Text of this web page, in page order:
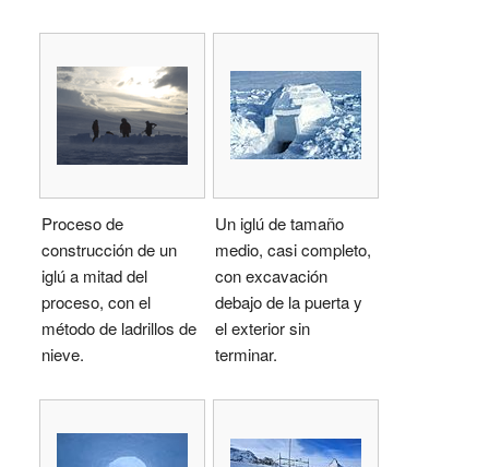
Proceso de
construcción de un
iglú a mitad del
proceso, con el
método de ladrillos de
nieve.
Un iglú de tamaño
medio, casi completo,
con excavación
debajo de la puerta y
el exterior sin
terminar.